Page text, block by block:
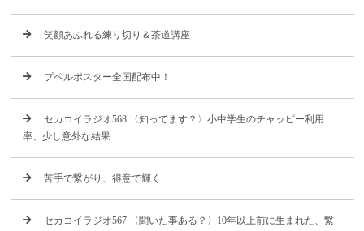
笑顔あふれる練り切り＆茶道講座
プペルポスター全国配布中！
セカコイラジオ568 〈知ってます？〉小中学生のチャッピー利用
率、少し意外な結果
苦手で繋がり、得意で輝く
セカコイラジオ567 〈聞いた事ある？〉10年以上前に生まれた、繋